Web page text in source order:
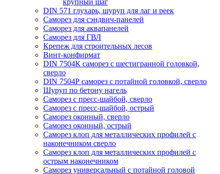
крупный шаг
DIN 571 глухарь, шуруп для лаг и реек
Саморез для сэндвич-панелей
Саморез для аквапанелей
Саморез для ГВЛ
Крепеж для строительных лесов
Винт-конфирмат
DIN 7504К саморез с шестигранной головкой,
сверло
DIN 7504Р саморез с потайной головкой, сверло
Шуруп по бетону нагель
Саморез с пресс-шайбой, сверло
Саморез с пресс-шайбой, острый
Саморез оконный, сверло
Саморез оконный, острый
Саморез клоп для металлических профилей с
наконечником сверло
Саморез клоп для металлических профилей с
острым наконечником
Саморез универсальный с потайной головой